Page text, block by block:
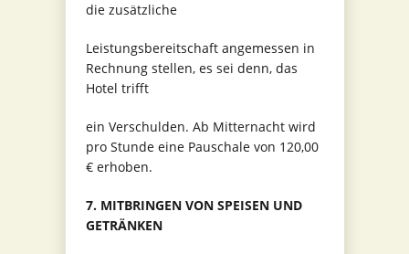
die zusätzliche
Leistungsbereitschaft angemessen in
Rechnung stellen, es sei denn, das
Hotel trifft
ein Verschulden. Ab Mitternacht wird
pro Stunde eine Pauschale von 120,00
€ erhoben.
7. MITBRINGEN VON SPEISEN UND
GETRÄNKEN